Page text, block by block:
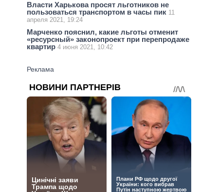
Власти Харькова просят льготников не
пользоваться транспортом в часы пик 11
апреля 2021, 19:24
Марченко пояснил, какие льготы отменит
«ресурсный» законопроект при перепродаже
квартир 4 июня 2021, 10:42